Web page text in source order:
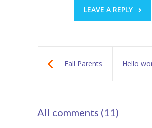
LEAVE A REPLY
Fall Parents Hello
All comments (11)